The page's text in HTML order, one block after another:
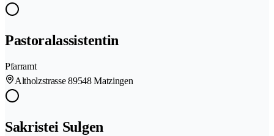
Pastoralassistentin
Pfarramt
Altholzstrasse 89548 Matzingen
Sakristei Sulgen